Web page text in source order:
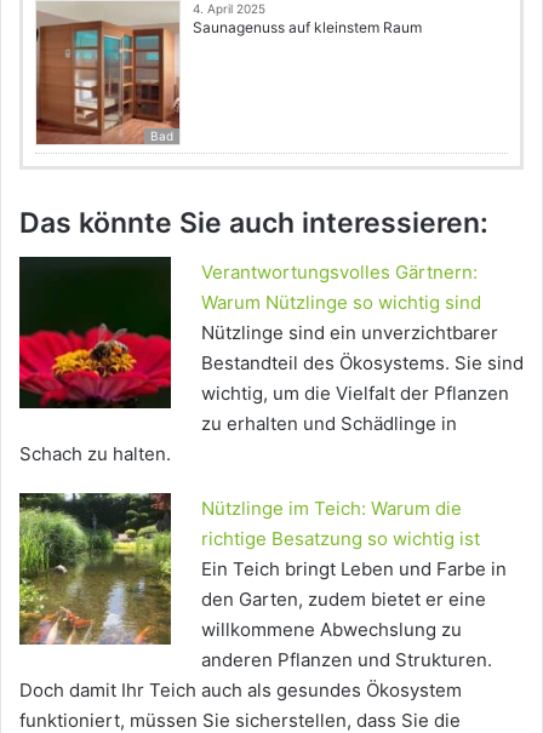
Bad
4. April 2025
Saunagenuss auf kleinstem Raum
Das könnte Sie auch interessieren:
Verantwortungsvolles Gärtnern:
Warum Nützlinge so wichtig sind
Nützlinge sind ein unverzichtbarer
Bestandteil des Ökosystems. Sie sind
wichtig, um die Vielfalt der Pflanzen
zu erhalten und Schädlinge in
Schach zu halten.
Nützlinge im Teich: Warum die
richtige Besatzung so wichtig ist
Ein Teich bringt Leben und Farbe in
den Garten, zudem bietet er eine
willkommene Abwechslung zu
anderen Pflanzen und Strukturen.
Doch damit Ihr Teich auch als gesundes Ökosystem
funktioniert, müssen Sie sicherstellen, dass Sie die